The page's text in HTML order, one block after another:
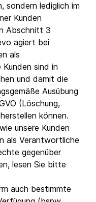
sondern lediglich im
Kunden
Abschnitt 3
agiert bei
als
sind in
und damit die
Ausübung
(Löschung,
können.
unsere Kunden
als Verantwortliche
gegenüber
lesen Sie bitte
auch bestimmte